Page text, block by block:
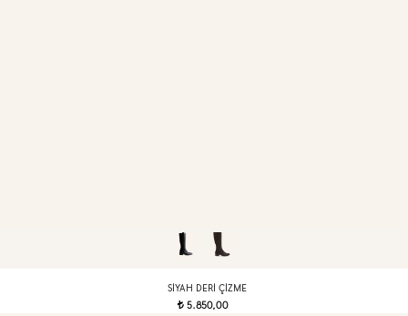
SIYAH DERI ÇIZME
t 5.850,00